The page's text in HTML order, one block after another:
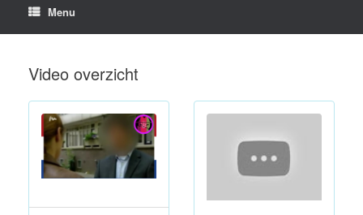
Menu
Video overzicht